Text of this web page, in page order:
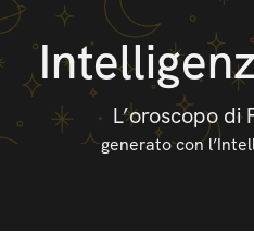
L’oroscopo di
generato con